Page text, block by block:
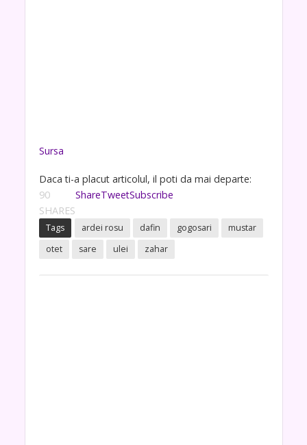
Sursa
Daca ti-a placut articolul, il poti da mai departe:
90
SHARES
ShareTweetSubscribe
Tags ardei rosu dafin gogosari
mustar
otet
sare ulei zahar